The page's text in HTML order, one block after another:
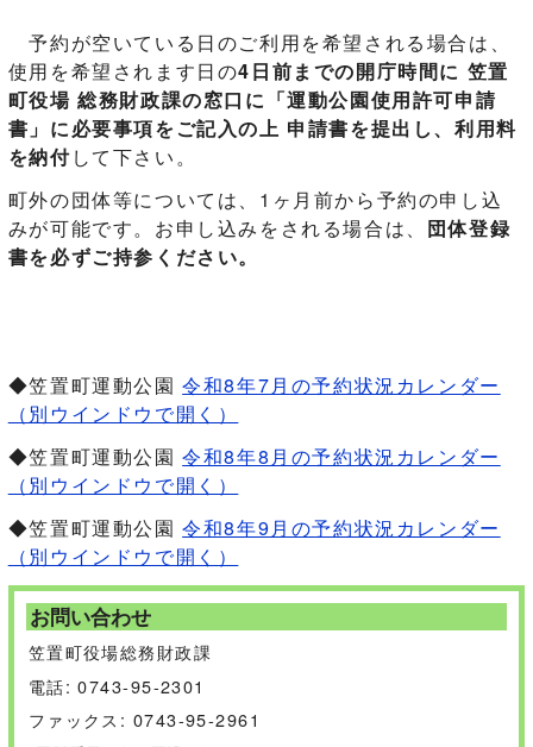
予約が空いている日のご利用を希望される場合は、
使用を希望されます日の4日前までの開庁時間に 笠置
町役場 総務財政課の窓口に「運動公園使用許可申請
書」に必要事項をご記入の上 申請書を提出し、利用料
を納付して下さい。
町外の団体等については、1ヶ月前から予約の申し込
みが可能です。お申し込みをされる場合は、 団体登録
書を必ずご持参ください。
◆笠置町運動公園令和8年7月の予約状況カレンダー
（別ウインドウで開く）
◆笠置町運動公園令和8年8月の予約状況カレンダー
（別ウインドウで開く）
◆笠置町運動公園令和8年9月の予約状況カレンダー
（別ウインドウで開く）
お問い合わせ
笠置町役場総務財政課
電話: 0743-95-2301
ファックス: 0743-95-2961